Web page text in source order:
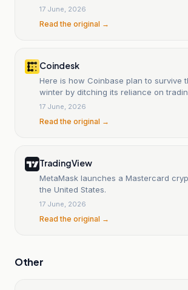
17 June, 2026
Read the original →
Coindesk
Here is how Coinbase plan to survive
winter by ditching its reliance on
17 June, 2026
Read the original →
TradingView
MetaMask launches a Mastercard
the United States.
17 June, 2026
Read the original →
Other